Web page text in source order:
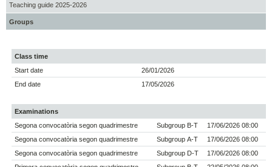
Teaching guide 2025-2026
Groups
Class time
Start date
26/01/2026
End date
17/05/2026
Examinations
Segona convocatòria segon quadrimestre
Subgroup B-T
17/06/2026 08:00
Segona convocatòria segon quadrimestre
Subgroup A-T
17/06/2026 08:00
Segona convocatòria segon quadrimestre
Subgroup D-T
17/06/2026 08:00